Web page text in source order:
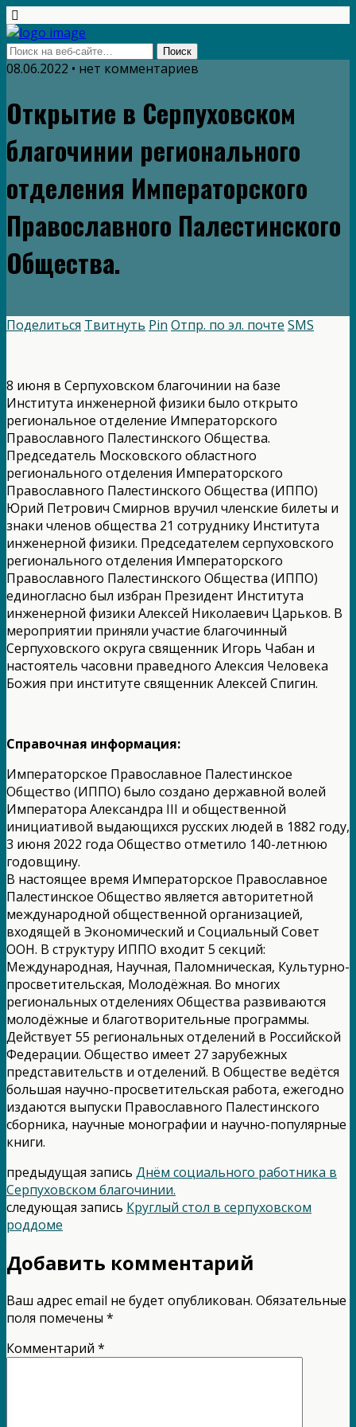
08.06.2022 • нет комментариев
Открытие в Серпуховском
благочинии регионального
отделения Императорского
Православного Палестинского
Общества.
Поделиться Твитнуть Pin Отпр. по эл. почте SMS
8 июня в Серпуховском благочинии на базе
Института инженерной физики было открыто
региональное отделение Императорского
Православного Палестинского Общества.
Председатель Московского областного
регионального отделения Императорского
Православного Палестинского Общества (ИППО)
Юрий Петрович Смирнов вручил членские билеты и
знаки членов общества 21 сотруднику Института
инженерной физики. Председателем серпуховского
регионального отделения Императорского
Православного Палестинского Общества (ИППО)
единогласно был избран Президент Института
инженерной физики Алексей Николаевич Царьков. В
мероприятии приняли участие благочинный
Серпуховского округа священник Игорь Чабан и
настоятель часовни праведного Алексия Человека
Божия при институте священник Алексей Спигин.
Справочная информация:
Императорское Православное Палестинское
Общество (ИППО) было создано державной волей
Императора Александра III и общественной
инициативой выдающихся русских людей в 1882 году,
3 июня 2022 года Общество отметило 140-летнюю
годовщину.
В настоящее время Императорское Православное
Палестинское Общество является авторитетной
международной общественной организацией,
входящей в Экономический и Социальный Совет
ООН. В структуру ИППО входит 5 секций:
Международная, Научная, Паломническая, Культурно-
просветительская, Молодёжная. Во многих
региональных отделениях Общества развиваются
молодёжные и благотворительные программы.
Действует 55 региональных отделений в Российской
Федерации. Общество имеет 27 зарубежных
представительств и отделений. В Обществе ведётся
большая научно-просветительская работа, ежегодно
издаются выпуски Православного Палестинского
сборника, научные монографии и научно-популярные
книги.
предыдущая запись Днём социального работника в
Серпуховском благочинии.
следующая запись Круглый стол в серпуховском
роддоме
Добавить комментарий
Ваш адрес email не будет опубликован. Обязательные
поля помечены *
Комментарий *